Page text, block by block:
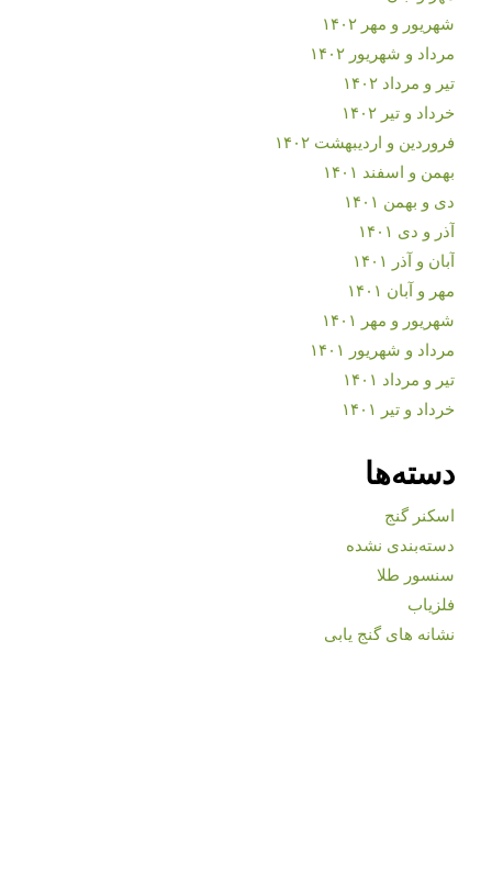
شهریور و مهر ۱۴۰۲
مرداد و شهریور ۱۴۰۲
تیر و مرداد ۱۴۰۲
خرداد و تیر ۱۴۰۲
فروردین و اردیبهشت ۱۴۰۲
بهمن و اسفند ۱۴۰۱
دی و بهمن ۱۴۰۱
آذر و دی ۱۴۰۱
آبان و آذر ۱۴۰۱
مهر و آبان ۱۴۰۱
شهریور و مهر ۱۴۰۱
مرداد و شهریور ۱۴۰۱
تیر و مرداد ۱۴۰۱
خرداد و تیر ۱۴۰۱
دسته‌ها
اسکنر گنج
دسته‌بندی نشده
سنسور طلا
فلزیاب
نشانه های گنج یابی